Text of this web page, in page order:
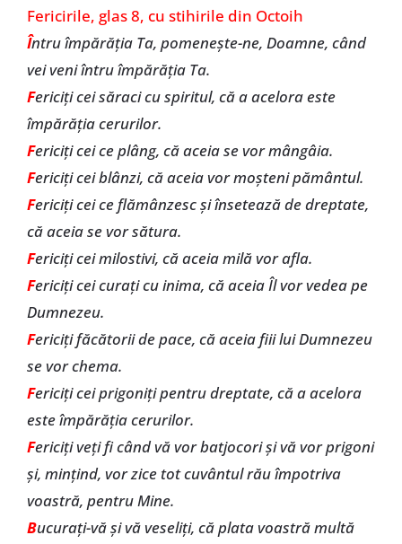
Fericirile, glas 8, cu stihirile din Octoih
Întru împărăţia Ta, pomeneşte-ne, Doamne, când
vei veni întru împărăţia Ta.
Fericiţi cei săraci cu spiritul, că a acelora este
împărăţia cerurilor.
Fericiţi cei ce plâng, că aceia se vor mângâia.
Fericiţi cei blânzi, că aceia vor moşteni pământul.
Fericiţi cei ce flămânzesc şi însetează de dreptate,
că aceia se vor sătura.
Fericiţi cei milostivi, că aceia milă vor afla.
Fericiţi cei curaţi cu inima, că aceia Îl vor vedea pe
Dumnezeu.
Fericiţi făcătorii de pace, că aceia fiii lui Dumnezeu
se vor chema.
Fericiţi cei prigoniţi pentru dreptate, că a acelora
este împărăţia cerurilor.
Fericiţi veți fi când vă vor batjocori şi vă vor prigoni
şi, minţind, vor zice tot cuvântul rău împotriva
voastră, pentru Mine.
Bucuraţi-vă şi vă veseliţi, că plata voastră multă